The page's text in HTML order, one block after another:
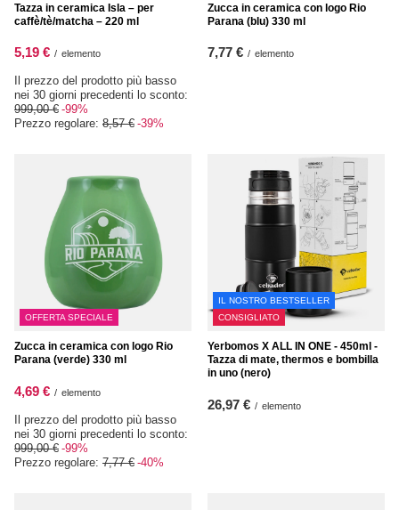
Tazza in ceramica Isla – per
caffè/tè/matcha – 220 ml
5,19 € / elemento
Il prezzo del prodotto più basso
nei 30 giorni precedenti lo sconto:
999,00 € -99%
Prezzo regolare: 8,57 € -39%
Zucca in ceramica con logo Rio
Parana (blu) 330 ml
7,77 € / elemento
OFFERTA SPECIALE
Zucca in ceramica con logo Rio
Parana (verde) 330 ml
4,69 € / elemento
Il prezzo del prodotto più basso
nei 30 giorni precedenti lo sconto:
999,00 € -99%
Prezzo regolare: 7,77 € -40%
IL NOSTRO BESTSELLER
CONSIGLIATO
Yerbomos X ALL IN ONE - 450ml -
Tazza di mate, thermos e bombilla
in uno (nero)
26,97 € / elemento